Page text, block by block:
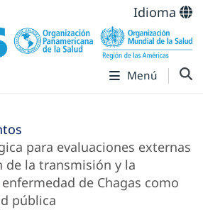
Idioma
Menú
para evaluaciones externas
de la transmisión y la
de Chagas como
pública